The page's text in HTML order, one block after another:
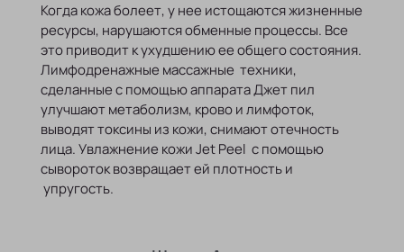
Когда кожа болеет, у нее истощаются жизненные
ресурсы, нарушаются обменные процессы. Все
это приводит к ухудшению ее общего состояния.
Лимфодренажные массажные техники,
сделанные с помощью аппарата Джет пил
улучшают метаболизм, крово и лимфоток,
выводят токсины из кожи, снимают отечность
лица. Увлажнение кожи Jet Peel с помощью
сывороток возвращает ей плотность и
упругость.